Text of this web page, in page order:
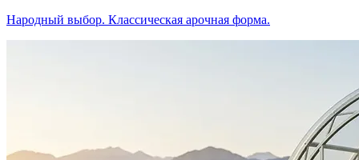
Народный выбор. Классическая арочная форма.